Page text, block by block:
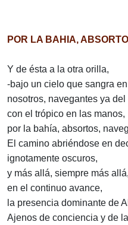
POR LA BAHIA,
Y de ésta a la otra orilla,
-bajo un cielo que sangra
nosotros, navegantes ya
con el trópico en las manos,
por la bahía, absortos,
El camino abriéndose en
ignotamente oscuros,
y más allá, siempre más allá,
en el continuo avance,
la presencia dominante de
Ajenos de conciencia y de